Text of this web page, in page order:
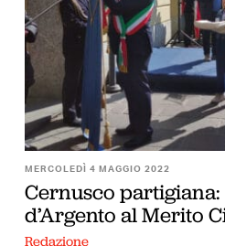
MERCOLEDÌ 4 MAGGIO 2022
Cernusco
d’Argento al Merito
Redazione